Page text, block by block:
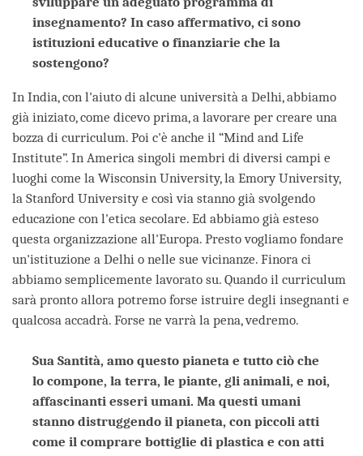
insegnamento? In caso affermativo, ci sono
istituzioni educative o finanziarie che la
sostengono?
In India, con l'aiuto di alcune università a Delhi, abbiamo
già iniziato, come dicevo prima, a lavorare per creare una
bozza di curriculum. Poi c'è anche il “Mind and Life
Institute”. In America singoli membri di diversi campi e
luoghi come la Wisconsin University, la Emory University,
la Stanford University e così via stanno già svolgendo
educazione con l'etica secolare. Ed abbiamo già esteso
questa organizzazione all'Europa. Presto vogliamo fondare
un'istituzione a Delhi o nelle sue vicinanze. Finora ci
abbiamo semplicemente lavorato su. Quando il curriculum
sarà pronto allora potremo forse istruire degli insegnanti e
qualcosa accadrà. Forse ne varrà la pena, vedremo.
Sua Santità, amo questo pianeta e tutto ciò che
lo compone, la terra, le piante, gli animali, e noi,
affascinanti esseri umani. Ma questi umani
stanno distruggendo il pianeta, con piccoli atti
come il comprare bottiglie di plastica e con atti